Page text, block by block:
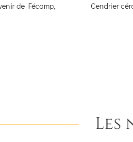
de Fécamp,
Cendrier
Les